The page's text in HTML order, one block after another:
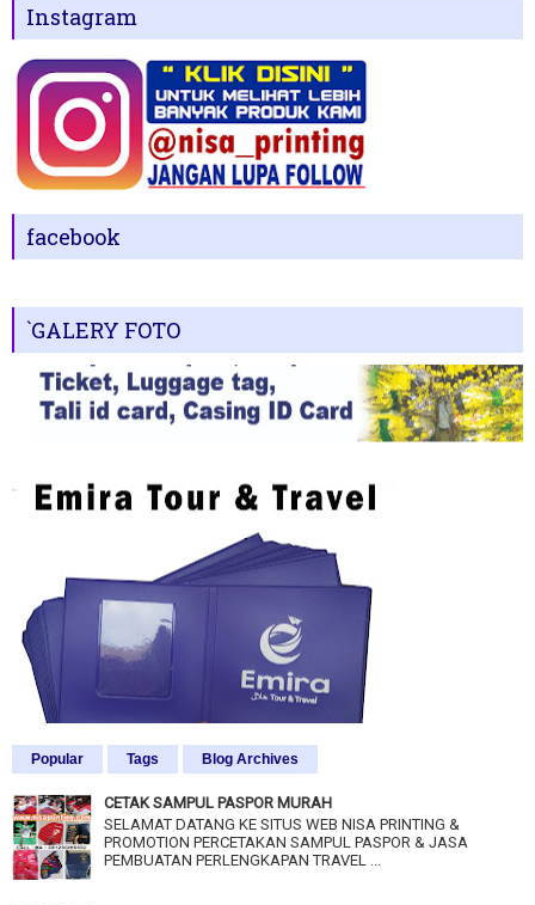
Instagram
facebook
`GALERY FOTO
Popular Tags Blog Archives
CETAK SAMPUL PASPOR MURAH
SELAMAT DATANG KE SITUS WEB NISA PRINTING &
PROMOTION PERCETAKAN SAMPUL PASPOR & JASA
PEMBUATAN PERLENGKAPAN TRAVEL ...